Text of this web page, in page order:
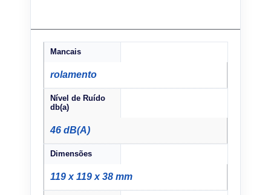
Mancais
rolamento
Nível de Ruído
db(a)
46 dB(A)
Dimensões
119 x 119 x 38 mm